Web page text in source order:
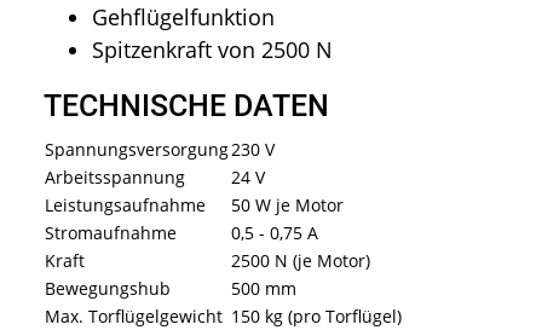
Gehflügelfunktion
Spitzenkraft von 2500 N
TECHNISCHE DATEN
Spannungsversorgung230 V
Arbeitsspannung
24 V
Leistungsaufnahme
50 W je Motor
Stromaufnahme
0,5 - 0,75 A
Kraft
2500 N (je Motor)
Bewegungshub
500 mm
Max. Torflügelgewicht 150 kg (pro Torflügel)